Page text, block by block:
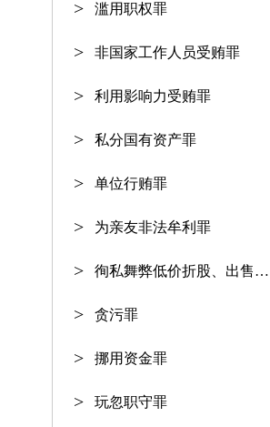
滥用职权罪
非国家工作人员受贿罪
利用影响力受贿罪
私分国有资产罪
单位行贿罪
为亲友非法牟利罪
徇私舞弊低价折股、出售国有资产
贪污罪
挪用资金罪
玩忽职守罪